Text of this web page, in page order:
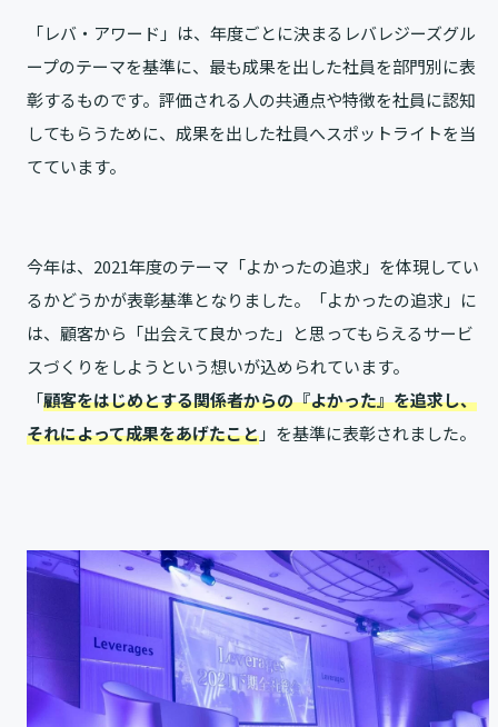
「レバ・アワード」は、年度ごとに決まるレバレジーズグル
ープのテーマを基準に、最も成果を出した社員を部門別に表
彰するものです。評価される人の共通点や特徴を社員に認知
してもらうために、成果を出した社員へスポットライトを当
てています。
今年は、2021年度のテーマ「よかったの追求」を体現してい
るかどうかが表彰基準となりました。「よかったの追求」に
は、顧客から「出会えて良かった」と思ってもらえるサービ
スづくりをしようという想いが込められています。
「顧客をはじめとする関係者からの『よかった』を追求し、
それによって成果をあげたこと」を基準に表彰されました。